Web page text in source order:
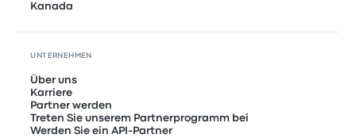
Kanada
UNTERNEHMEN
Über uns
Karriere
Partner werden
Treten Sie unserem Partnerprogramm bei
Werden Sie ein API-Partner